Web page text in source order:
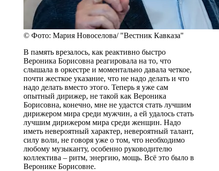
© Фото: Мария Новоселова/ "Вестник Кавказа"
В память врезалось, как реактивно быстро
Вероника Борисовна реагировала на то, что
слышала в оркестре и моментально давала четкое,
почти жесткое указание, что не надо делать и что
надо делать вместо этого. Теперь я уже сам
опытный дирижер, не такой как Вероника
Борисовна, конечно, мне не удастся стать лучшим
дирижером мира среди мужчин, а ей удалось стать
лучшим дирижером мира среди женщин. Надо
иметь невероятный характер, невероятный талант,
силу воли, не говоря уже о том, что необходимо
любому музыканту, особенно руководителю
коллектива – ритм, энергию, мощь. Всё это было в
Веронике Борисовне.